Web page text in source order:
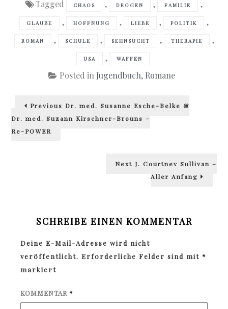
Tagged CHAOS , DROGEN , FAMILIE ,
GLAUBE , HOFFNUNG , LIEBE , POLITIK ,
ROMAN , SCHULE , SEHNSUCHT , THERAPIE ,
USA , WAFFEN
Posted in Jugendbuch, Romane
Beitragsnavigation
Previous Previous
Dr. med. Susanne Esche-Belke &
Dr. med. Suzann Kirschner-Brouns –
Re-POWER
Next Next
J. Courtney Sullivan –
Aller Anfang
SCHREIBE EINEN KOMMENTAR
Deine E-Mail-Adresse wird nicht
veröffentlicht. Erforderliche Felder sind mit *
markiert
KOMMENTAR *